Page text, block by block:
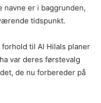
navne er i baggrunden,
tidspunkt.
til Al Hilals planer
var deres førstevalg
de nu forbereder på